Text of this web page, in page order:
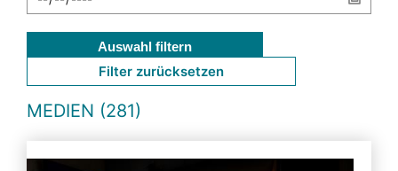
Auswahl filtern
Filter zurücksetzen
MEDIEN (281)